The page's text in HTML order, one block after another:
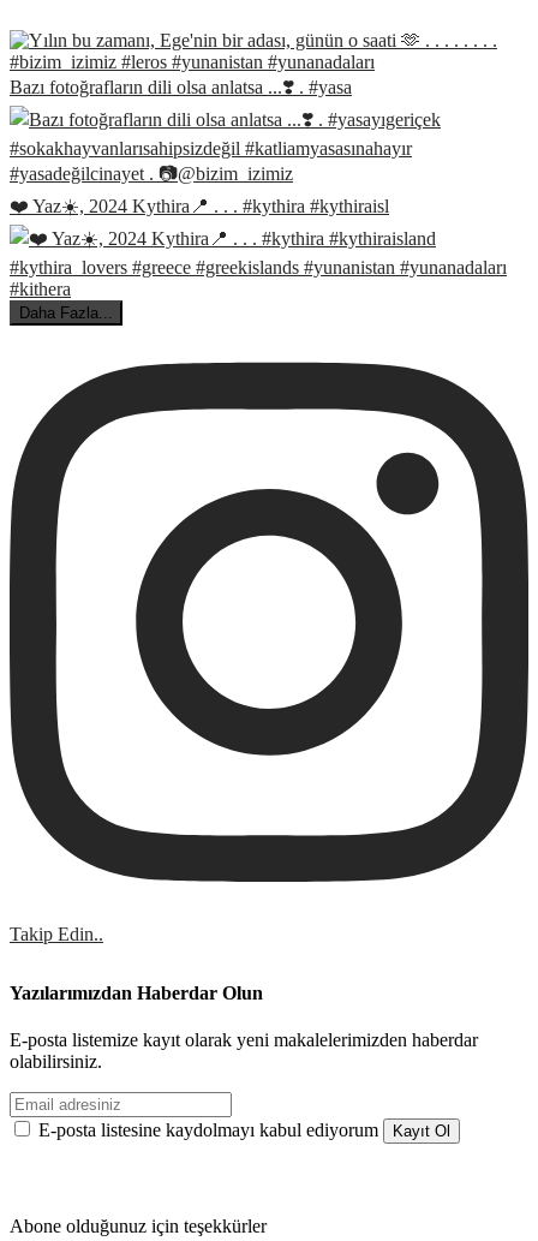
Bazı fotoğrafların dili olsa anlatsa ...❣️ . #yasa
❤️ Yaz☀️, 2024 Kythira📍 . . . #kythira #kythiraisl
Daha Fazla...
Takip Edin..
Yazılarımızdan Haberdar Olun
E-posta listemize kayıt olarak yeni makalelerimizden haberdar
olabilirsiniz.
E-posta listesine kaydolmayı kabul ediyorum
Abone olduğunuz için teşekkürler